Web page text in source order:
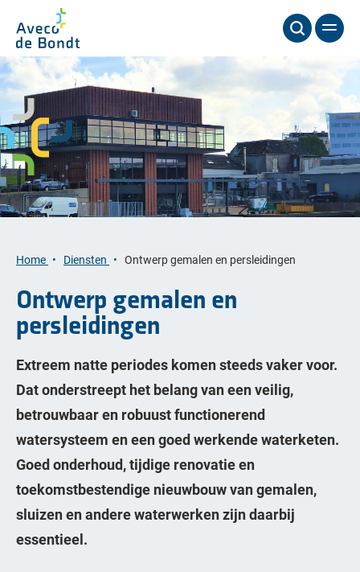
Home Diensten Ontwerp gemalen en persleidingen
Ontwerp gemalen en
persleidingen
Extreem natte periodes komen steeds vaker voor.
Dat onderstreept het belang van een veilig,
betrouwbaar en robuust functionerend
watersysteem en een goed werkende waterketen.
Goed onderhoud, tijdige renovatie en
toekomstbestendige nieuwbouw van gemalen,
sluizen en andere waterwerken zijn daarbij
essentieel.